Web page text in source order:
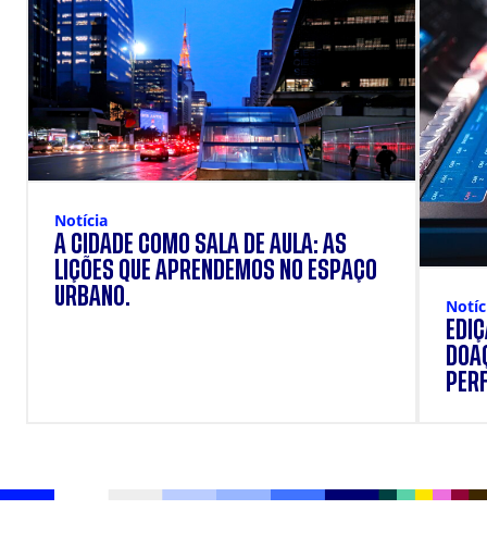
Notícia
A CIDADE COMO SALA DE AULA: AS
LIÇÕES QUE APRENDEMOS NO ESPAÇO
URBANO.